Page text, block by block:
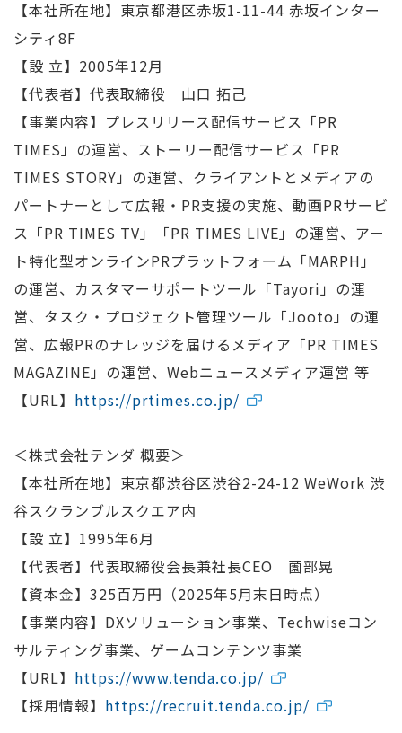
【本社所在地】東京都港区赤坂1-11-44 赤坂インター
シティ8F
【設 立】2005年12月
【代表者】代表取締役 山口 拓己
【事業内容】プレスリリース配信サービス「PR
TIMES」の運営、ストーリー配信サービス「PR
TIMES STORY」の運営、クライアントとメディアの
パートナーとして広報・PR支援の実施、動画PRサービ
ス「PR TIMES TV」「PR TIMES LIVE」の運営、アー
ト特化型オンラインPRプラットフォーム「MARPH」
の運営、カスタマーサポートツール「Tayori」の運
営、タスク・プロジェクト管理ツール「Jooto」の運
営、広報PRのナレッジを届けるメディア「PR TIMES
MAGAZINE」の運営、Webニュースメディア運営 等
【URL】 https://prtimes.co.jp/
＜株式会社テンダ 概要＞
【本社所在地】東京都渋谷区渋谷2-24-12 WeWork 渋
谷スクランブルスクエア内
【設 立】1995年6月
【代表者】代表取締役会長兼社長CEO 薗部晃
【資本金】325百万円（2025年5月末日時点）
【事業内容】DXソリューション事業、Techwiseコン
サルティング事業、ゲームコンテンツ事業
【URL】 https://www.tenda.co.jp/
【採用情報】 https://recruit.tenda.co.jp/